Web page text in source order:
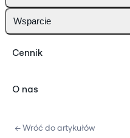
Wsparcie
Cennik
O nas
← Wróć do artykułów